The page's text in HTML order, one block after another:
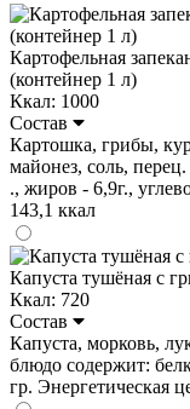
Картофельная
(контейнер 1 л)
Ккал: 1000
Состав
Картошка, грибы,
майонез, соль,
., жиров - 6,9г.,
143,1 ккал
Капуста тушёная с
Ккал: 720
Состав
Капуста, морковь,
блюдо содержит:
гр. Энергетическая